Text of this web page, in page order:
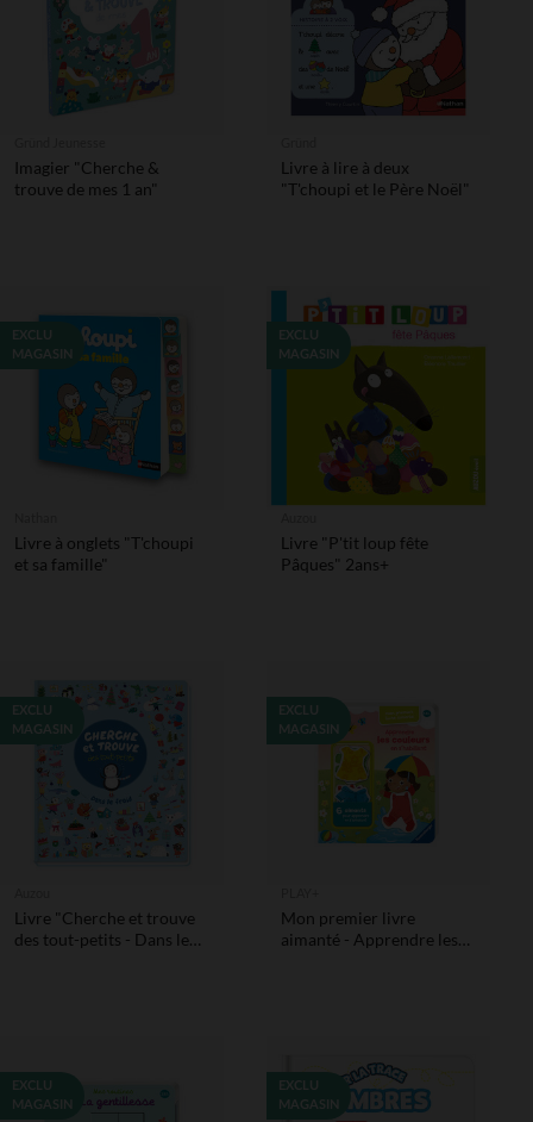
Imagier "Cherche &
trouve de mes 1 an"
Livre à lire à deux
"T'choupi et le Père Noël"
EXCLU
MAGASIN
Livre à onglets "T'choupi
et sa famille"
EXCLU
MAGASIN
Livre "P'tit loup fête
Pâques" 2ans+
EXCLU
MAGASIN
Livre "Cherche et trouve
des tout-petits - Dans le
EXCLU
MAGASIN
Mon premier livre
aimanté - Apprendre les
EXCLU
MAGASIN
EXCLU
MAGASIN